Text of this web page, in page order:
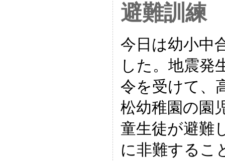
避難訓練
今日は幼小中
した。地震発
令を受けて、
松幼稚園の園
童生徒が避難
に非難するこ